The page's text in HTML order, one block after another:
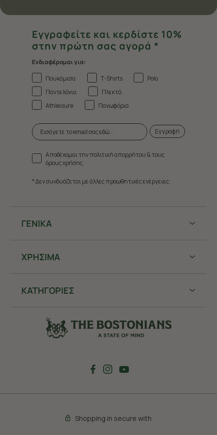
ΓΕΝΙΚΑ
ΧΡHΣΙΜΑ
ΚΑΤΗΓΟΡΙΕΣ
Εγγραφείτε και κερδίστε 10%
στην πρώτη σας αγορά *
Ενδιαφέρομαι για:
Πουκάμισα
T-Shirts
Polo
Παντελόνια
Πλεκτά
Athleisure
Πανωφόρια
Εγγραφή
Αποδέχομαι την πολιτική απορρήτου & τους
όρους χρήσης.
* Δεν συνδυάζεται με άλλες προωθητικές ενέργειες.
Shopping in secure with